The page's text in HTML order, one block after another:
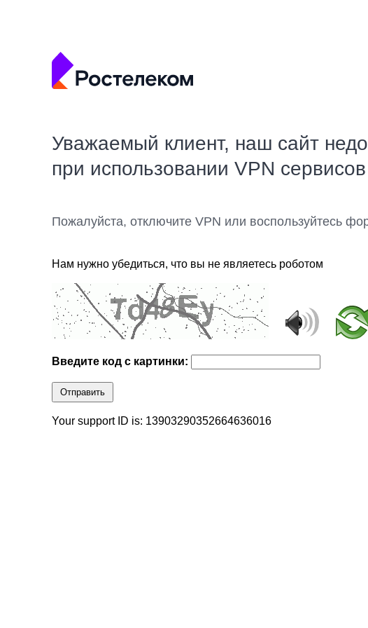
Уважаемый клиент, наш сайт
при использовании VPN сервисов
Пожалуйста, отключите VPN или воспользуйтесь
Нам нужно убедиться, что вы не являетесь роботом
Введите код с картинки:
Отправить
Your support ID is: 13903290352664636016